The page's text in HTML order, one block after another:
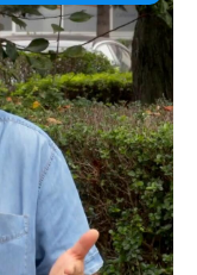
pentru